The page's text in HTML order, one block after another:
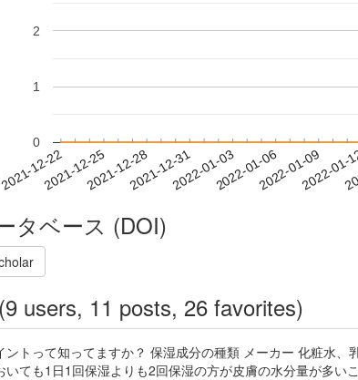
2021-12-222021-12-252021-12-282021-12-312022-01-032022-01-062022-01-09
2022-
0
1
2
タベース (DOI)
(9 users, 11 posts, 26 favorites)
ントって知ってますか？ 保湿成分の種類 メーカー 化粧水
いても1日1回保湿よりも2回保湿の方が皮膚の水分量が多